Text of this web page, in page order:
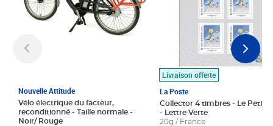
Nouvelle Attitude
Vélo électrique du facteur,
reconditionné - Taille normale -
Noir/ Rouge
Livraison offerte
La Poste
Collector 4 timbres - Le Petit
- Lettre Verte
20g / France